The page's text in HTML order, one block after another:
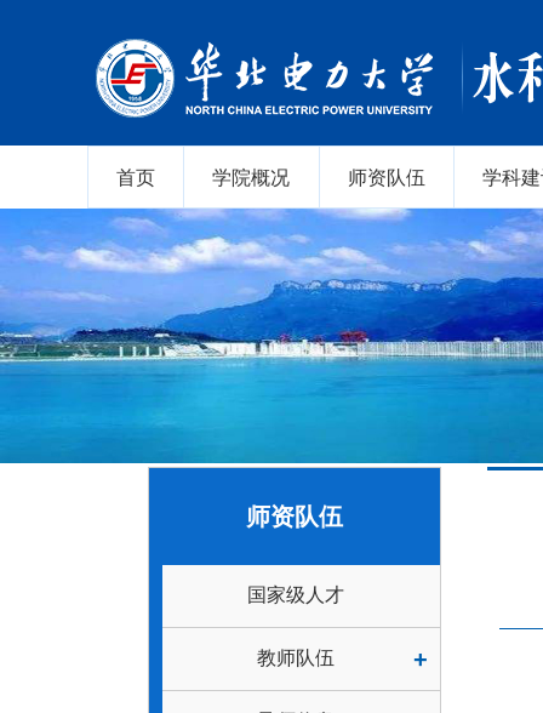
首页 学院概况 师资队伍 学科
师资队伍
国家级人才
教师队伍 +